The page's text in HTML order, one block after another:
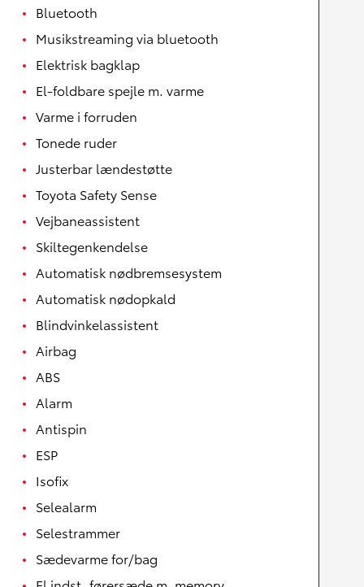
Bluetooth
Musikstreaming via bluetooth
Elektrisk bagklap
El-foldbare spejle m. varme
Varme i forruden
Tonede ruder
Justerbar lændestøtte
Toyota Safety Sense
Vejbaneassistent
Skiltegenkendelse
Automatisk nødbremsesystem
Automatisk nødopkald
Blindvinkelassistent
Airbag
ABS
Alarm
Antispin
ESP
Isofix
Selealarm
Selestrammer
Sædevarme for/bag